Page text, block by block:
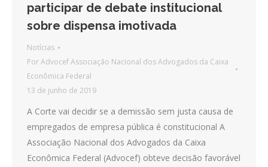
participar de debate institucional
sobre dispensa imotivada
Notícias
PorAdvocef Associação Nacional dos Advogados da Caixa
Econômica Federal
13 de junho de 2019
A Corte vai decidir se a demissão sem justa causa de
empregados de empresa pública é constitucional A
Associação Nacional dos Advogados da Caixa
Econômica Federal (Advocef) obteve decisão favorável